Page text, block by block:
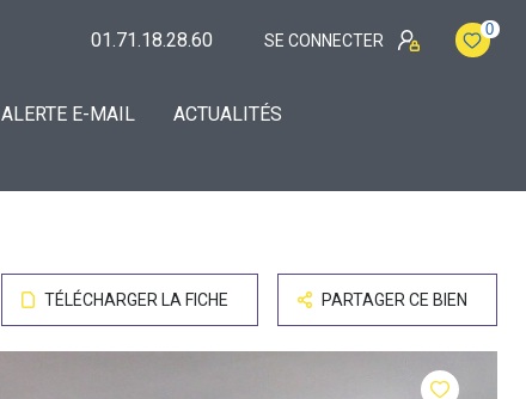
01.71.18.28.60 SE CONNECTER
0
ALERTE E-MAIL ACTUALITÉS
TÉLÉCHARGER LA FICHE PARTAGER CE BIEN